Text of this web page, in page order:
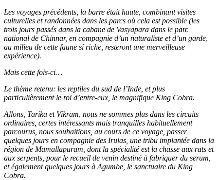
Les voyages précédents, la barre était haute, combinant visites
culturelles et randonnées dans les parcs où cela est possible (les
trois jours passés dans la cabane de Vasyapara dans le parc
national de Chinnar, en compagnie d’un naturaliste et d’un garde,
au milieu de cette faune si riche, resteront une merveilleuse
expérience).
Mais cette fois-ci…
Le thème retenu: les reptiles du sud de l’Inde, et plus
particulièrement le roi d’entre-eux, le magnifique King Cobra.
Allons, Tarika et Vikram, nous ne sommes plus dans les circuits
ordinaires, certes intéressants mais tranquilles habituellement
parcourus, nous souhaitions, au cours de ce voyage, passer
quelques jours en compagnie des Irulas, une tribu implantée dans la
région de Mamallapuram, dont la spécialité est la chasse aux rats et
aux serpents, pour le recueil de venin destiné à fabriquer du serum,
et également quelques jours à Agumbe, le sanctuaire du King
Cobra.